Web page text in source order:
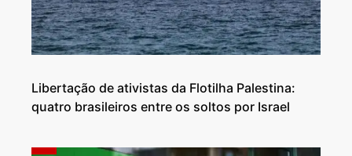
Libertação de ativistas da Flotilha Palestina:
quatro brasileiros entre os soltos por Israel